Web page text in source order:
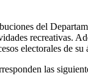
del
recreativas.
electorales de su
las